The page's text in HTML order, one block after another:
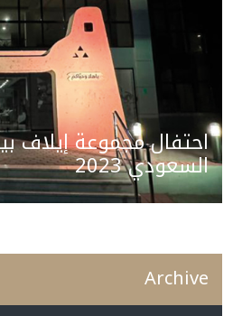
احتفال مجموعة إيلاف
السعودي 2023
Archive